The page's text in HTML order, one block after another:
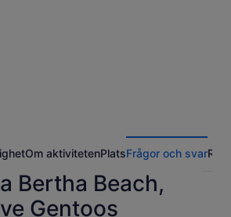
Om aktivitetenPlatsFrågor och svar
Bertha Beach,
Gentoos